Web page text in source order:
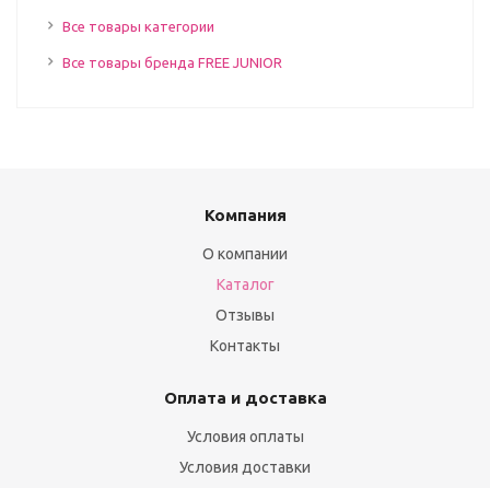
Все товары категории
Все товары бренда FREE JUNIOR
Компания
О компании
Каталог
Отзывы
Контакты
Оплата и доставка
Условия оплаты
Условия доставки